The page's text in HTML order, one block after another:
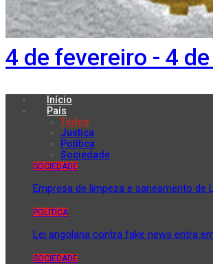
4 de fevereiro - 4
Início
País
Todos
Justiça
Política
Sociedade
SOCIEDADE
Empresa de limpeza e saneamento
POLÍTICA
Lei angolana contra fake news entra
SOCIEDADE